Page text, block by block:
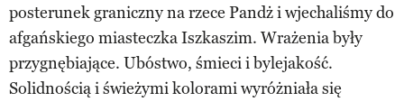
posterunek graniczny na rzece Pandż i wjechaliśmy do
afgańskiego miasteczka Iszkaszim. Wrażenia były
przygnębiające. Ubóstwo, śmieci i bylejakość.
Solidnością i świeżymi kolorami wyróżniała się